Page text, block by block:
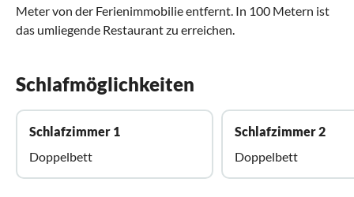
Meter von der Ferienimmobilie entfernt. In 100 Metern ist
das umliegende Restaurant zu erreichen.
Schlafmöglichkeiten
Schlafzimmer 1
Doppelbett
Schlafzimmer 2
Doppelbett